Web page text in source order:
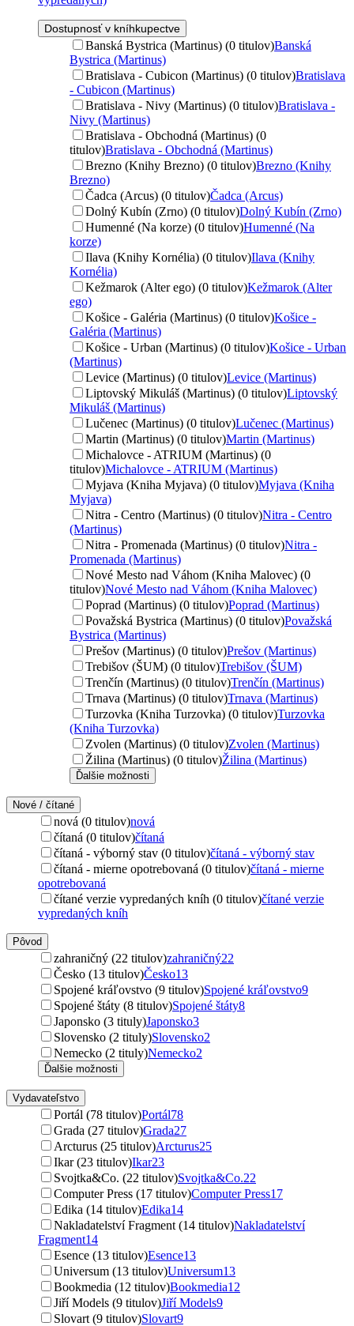
Dostupnosť v kníhkupectve
Banská Bystrica (Martinus) (0 titulov)Banská
Bystrica (Martinus)
Bratislava - Cubicon (Martinus) (0 titulov)Bratislava
- Cubicon (Martinus)
Bratislava - Nivy (Martinus) (0 titulov)Bratislava -
Nivy (Martinus)
Bratislava - Obchodná (Martinus) (0
titulov)Bratislava - Obchodná (Martinus)
Brezno (Knihy Brezno) (0 titulov)Brezno (Knihy
Brezno)
Čadca (Arcus) (0 titulov)Čadca (Arcus)
Dolný Kubín (Zrno) (0 titulov)Dolný Kubín (Zrno)
Humenné (Na korze) (0 titulov)Humenné (Na
korze)
Ilava (Knihy Kornélia) (0 titulov)Ilava (Knihy
Kornélia)
Kežmarok (Alter ego) (0 titulov)Kežmarok (Alter
ego)
Košice - Galéria (Martinus) (0 titulov)Košice -
Galéria (Martinus)
Košice - Urban (Martinus) (0 titulov)Košice - Urban
(Martinus)
Levice (Martinus) (0 titulov)Levice (Martinus)
Liptovský Mikuláš (Martinus) (0 titulov)Liptovský
Mikuláš (Martinus)
Lučenec (Martinus) (0 titulov)Lučenec (Martinus)
Martin (Martinus) (0 titulov)Martin (Martinus)
Michalovce - ATRIUM (Martinus) (0
titulov)Michalovce - ATRIUM (Martinus)
Myjava (Kniha Myjava) (0 titulov)Myjava (Kniha
Myjava)
Nitra - Centro (Martinus) (0 titulov)Nitra - Centro
(Martinus)
Nitra - Promenada (Martinus) (0 titulov)Nitra -
Promenada (Martinus)
Nové Mesto nad Váhom (Kniha Malovec) (0
titulov)Nové Mesto nad Váhom (Kniha Malovec)
Poprad (Martinus) (0 titulov)Poprad (Martinus)
Považská Bystrica (Martinus) (0 titulov)Považská
Bystrica (Martinus)
Prešov (Martinus) (0 titulov)Prešov (Martinus)
Trebišov (ŠUM) (0 titulov)Trebišov (ŠUM)
Trenčín (Martinus) (0 titulov)Trenčín (Martinus)
Trnava (Martinus) (0 titulov)Trnava (Martinus)
Turzovka (Kniha Turzovka) (0 titulov)Turzovka
(Kniha Turzovka)
Zvolen (Martinus) (0 titulov)Zvolen (Martinus)
Žilina (Martinus) (0 titulov)Žilina (Martinus)
Ďalšie možnosti
Nové / čítané
nová (0 titulov)nová
čítaná (0 titulov)čítaná
čítaná - výborný stav (0 titulov)čítaná - výborný stav
čítaná - mierne opotrebovaná (0 titulov)čítaná - mierne
opotrebovaná
čítané verzie vypredaných kníh (0 titulov)čítané verzie
vypredaných kníh
Pôvod
zahraničný (22 titulov)zahraničný22
Česko (13 titulov)Česko13
Spojené kráľovstvo (9 titulov)Spojené kráľovstvo9
Spojené štáty (8 titulov)Spojené štáty8
Japonsko (3 tituly)Japonsko3
Slovensko (2 tituly)Slovensko2
Nemecko (2 tituly)Nemecko2
Ďalšie možnosti
Vydavateľstvo
Portál (78 titulov)Portál78
Grada (27 titulov)Grada27
Arcturus (25 titulov)Arcturus25
Ikar (23 titulov)Ikar23
Svojtka&Co. (22 titulov)Svojtka&Co.22
Computer Press (17 titulov)Computer Press17
Edika (14 titulov)Edika14
Nakladatelství Fragment (14 titulov)Nakladatelství
Fragment14
Esence (13 titulov)Esence13
Universum (13 titulov)Universum13
Bookmedia (12 titulov)Bookmedia12
Jiří Models (9 titulov)Jiří Models9
Slovart (9 titulov)Slovart9